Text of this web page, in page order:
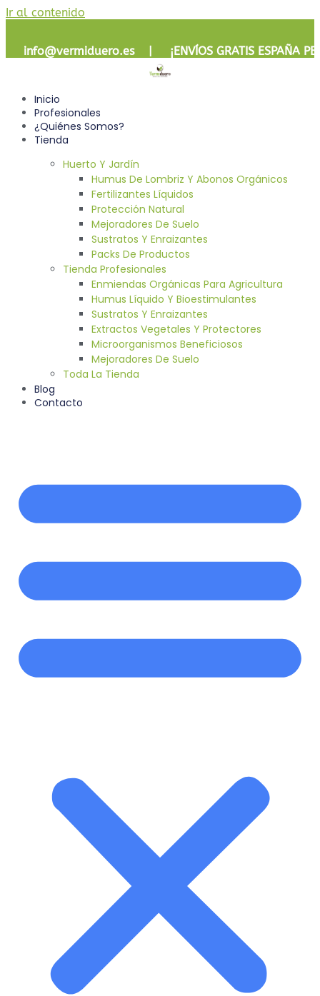
Ir al contenido
info@vermiduero.es | ¡ENVÍOS GRATISESPAÑA
Inicio
Profesionales
¿Quiénes Somos?
Tienda
Huerto Y Jardín
Humus De Lombriz Y Abonos Orgánicos
Fertilizantes Líquidos
Protección Natural
Mejoradores De Suelo
Sustratos Y Enraizantes
Packs De Productos
Tienda Profesionales
Enmiendas Orgánicas Para Agricultura
Humus Líquido Y Bioestimulantes
Sustratos Y Enraizantes
Extractos Vegetales Y Protectores
Microorganismos Beneficiosos
Mejoradores De Suelo
Toda La Tienda
Blog
Contacto